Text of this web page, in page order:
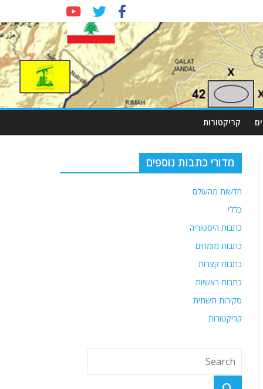
קריקטורות
מדורי כתבות נוספים
חדשות מהעולם
כללי
כתבות היסטוריה
כתבות מומחים
כתבות קצרות
כתבות ראשיות
סקירות תשתית
קריקטורות